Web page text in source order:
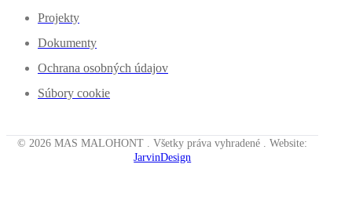
Projekty
Dokumenty
Ochrana osobných údajov
Súbory cookie
© 2026 MAS MALOHONT . Všetky práva vyhradené . Website:
JarvinDesign